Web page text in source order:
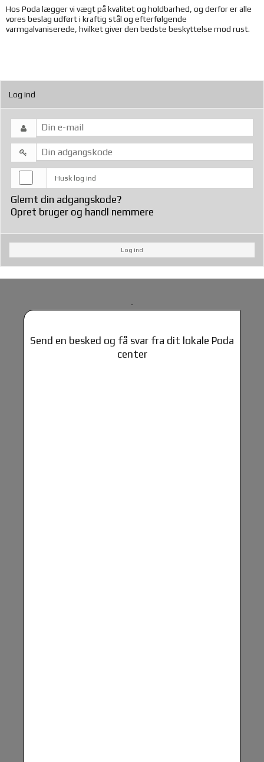
Hos Poda lægger vi vægt på kvalitet og holdbarhed, og derfor er alle
vores beslag udført i kraftig stål og efterfølgende
varmgalvaniserede, hvilket giver den bedste beskyttelse mod rust.
Log ind
Husk log ind
Glemt din adgangskode?
Opret bruger og handl nemmere
Log ind
Send en besked og få svar fra dit lokale Poda
center